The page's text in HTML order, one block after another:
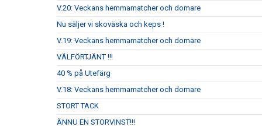
V.20: Veckans hemmamatcher och domare
Nu säljer vi skoväska och keps !
V.19: Veckans hemmamatcher och domare
VÄLFÖRTJÄNT !!!
40 % på Utefärg
V.18: Veckans hemmamatcher och domare
STORT TACK
ÄNNU EN STORVINST!!!